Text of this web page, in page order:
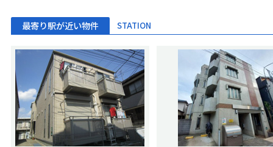
最寄り駅が近い物件 STATION